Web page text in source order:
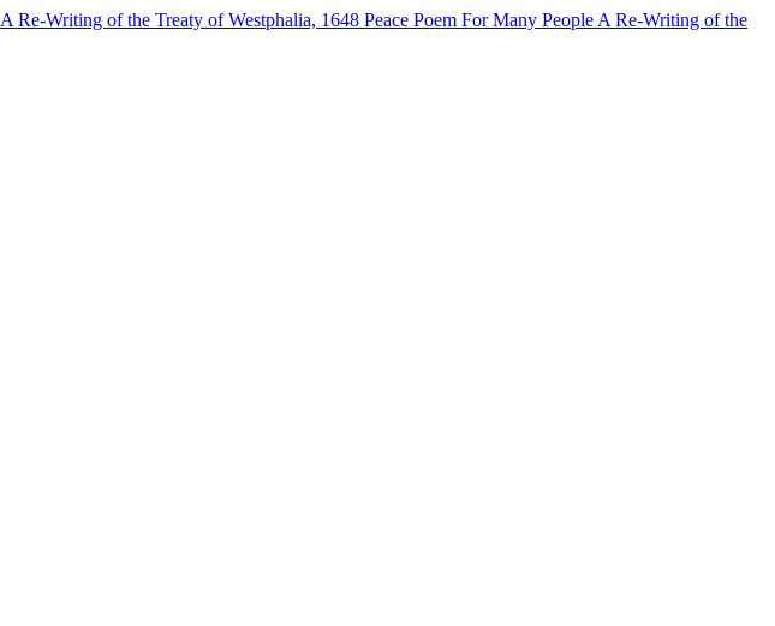
A Re-Writing of the Treaty of Westphalia, 1648 Peace Poem For Many People A Re-Writing of the